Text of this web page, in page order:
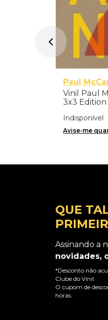
Paul
Vinil Paul
3x3
Indisponível
Avise-me
QUE
Assinando a
novidades,
*Desconto não
Clube do Vinil.
O cupom de
horas.